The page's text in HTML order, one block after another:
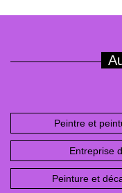
Peintre et
Entreprise
Peinture et